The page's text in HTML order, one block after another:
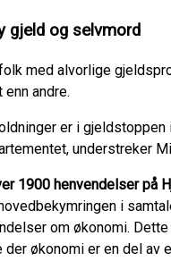
gjeld og selvmord
med alvorlige
andre.
er i
understreker
1900 henvendelser på
i
om økonomi.
økonomi er en del av